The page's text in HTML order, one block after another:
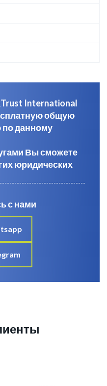
International
общую
по данному
Вы сможете
юридических
с нами